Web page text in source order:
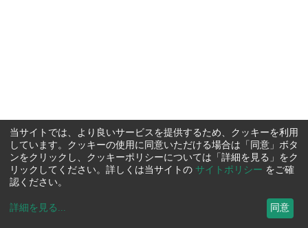
当サイトでは、より良いサービスを提供するため、クッキーを利用
しています。クッキーの使用に同意いただける場合は「同意」ボタ
ンをクリックし、クッキーポリシーについては「詳細を見る」をク
リックしてください。詳しくは当サイトの サイトポリシー をご確
認ください。
詳細を見る ... 同意